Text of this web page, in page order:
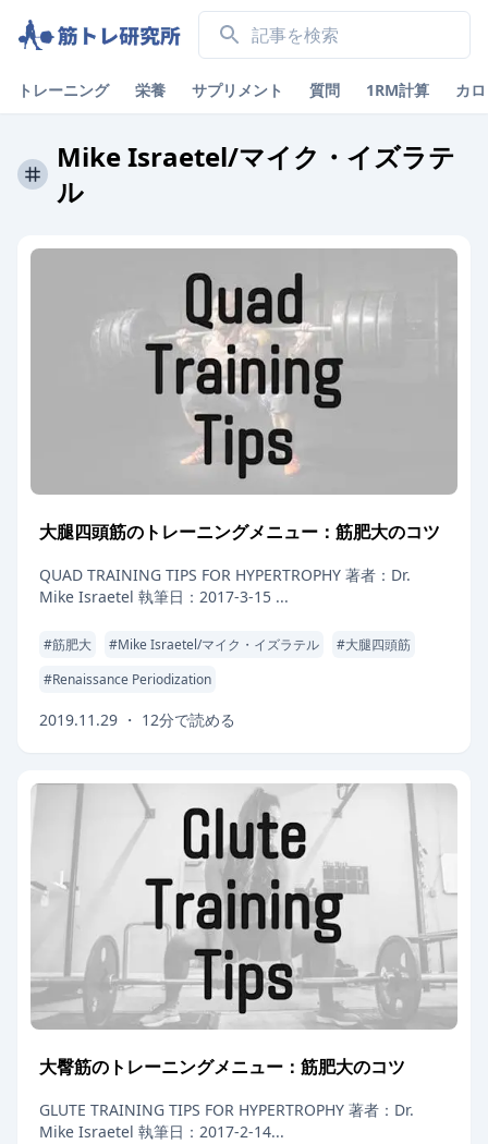
トレーニング 栄養 サプリメント 質問 1RM計算 カ
Mike Israetel/マイク・イズラテ
ル
大腿四頭筋のトレーニングメニュー：筋肥大のコツ
QUAD TRAINING TIPS FOR HYPERTROPHY 著者：Dr.
Mike Israetel 執筆日：2017-3-15 ...
#筋肥大 #Mike Israetel/マイク・イズラテル #大腿四頭筋
#Renaissance Periodization
2019.11.29 ・ 12分で読める
大臀筋のトレーニングメニュー：筋肥大のコツ
GLUTE TRAINING TIPS FOR HYPERTROPHY 著者：Dr.
Mike Israetel 執筆日：2017-2-14...